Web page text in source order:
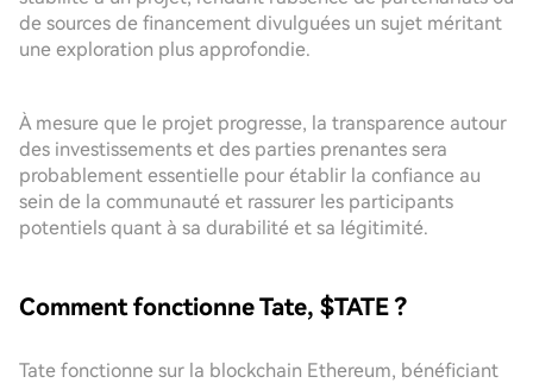
de sources de financement divulguées un sujet méritant
une exploration plus approfondie.
À mesure que le projet progresse, la transparence autour
des investissements et des parties prenantes sera
probablement essentielle pour établir la confiance au
sein de la communauté et rassurer les participants
potentiels quant à sa durabilité et sa légitimité.
Comment fonctionne Tate, $TATE ?
Tate fonctionne sur la blockchain Ethereum, bénéficiant